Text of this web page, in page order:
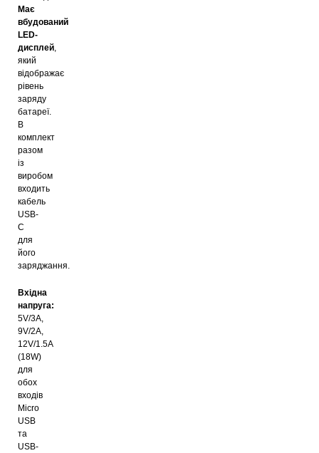
Має
вбудований
LED-
дисплей
який
відображає
рівень
заряду
батареї.
В
комплект
разом
із
виробом
входить
кабель
USB-
C
для
його
заряджання.
Вхідна
напруга:
5V/3A,
9V/2A,
12V/1.5A
(18W)
для
обох
входів
Micro
USB
та
USB-